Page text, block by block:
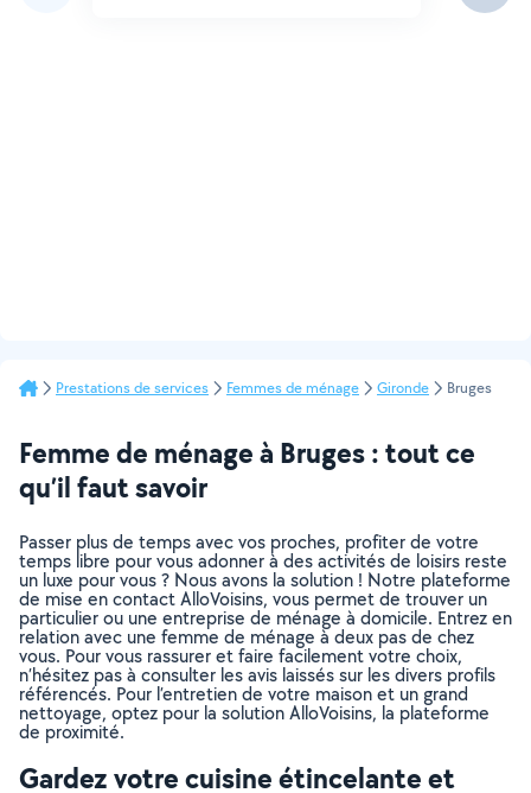
Prestations de services Femmes de ménage Gironde Bruges
Femme de ménage à Bruges : tout ce
qu’il faut savoir
Passer plus de temps avec vos proches, profiter de votre
temps libre pour vous adonner à des activités de loisirs reste
un luxe pour vous ? Nous avons la solution ! Notre plateforme
de mise en contact AlloVoisins, vous permet de trouver un
particulier ou une entreprise de ménage à domicile. Entrez en
relation avec une femme de ménage à deux pas de chez
vous. Pour vous rassurer et faire facilement votre choix,
n’hésitez pas à consulter les avis laissés sur les divers profils
référencés. Pour l’entretien de votre maison et un grand
nettoyage, optez pour la solution AlloVoisins, la plateforme
de proximité.
Gardez votre cuisine étincelante et